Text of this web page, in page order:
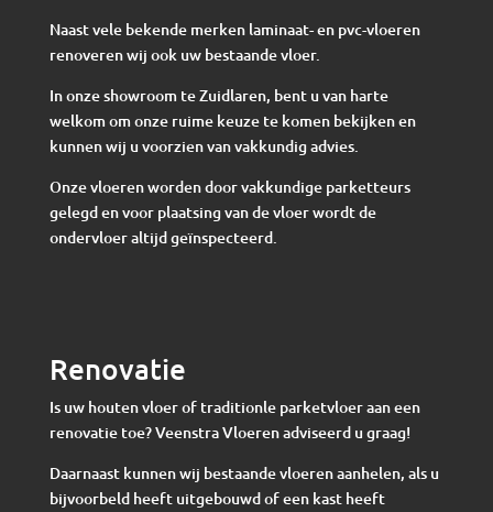
Naast vele bekende merken laminaat- en pvc-vloeren
renoveren wij ook uw bestaande vloer.
In onze showroom te Zuidlaren, bent u van harte
welkom om onze ruime keuze te komen bekijken en
kunnen wij u voorzien van vakkundig advies.
Onze vloeren worden door vakkundige parketteurs
gelegd en voor plaatsing van de vloer wordt de
ondervloer altijd geïnspecteerd.
Renovatie
Is uw houten vloer of traditionle parketvloer aan een
renovatie toe? Veenstra Vloeren adviseerd u graag!
Daarnaast kunnen wij bestaande vloeren aanhelen, als u
bijvoorbeld heeft uitgebouwd of een kast heeft